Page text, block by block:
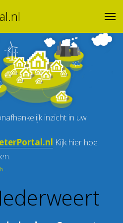
inzicht in uw
Kijk hier hoe